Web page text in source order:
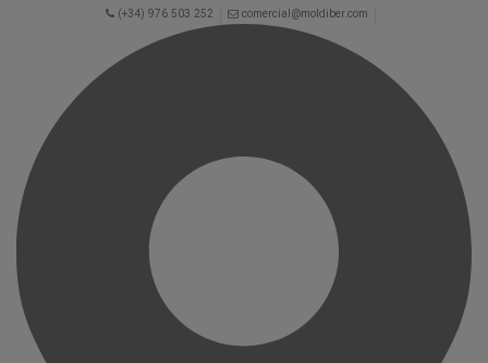
(+34) 976 503 252 comercial@moldiber.com